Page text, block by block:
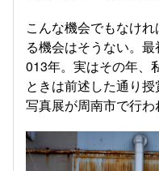
こんな機会でもなけ
る機会はそうない。
013年。実はその年、
ときは前述した通り授
写真展が周南市で行わ